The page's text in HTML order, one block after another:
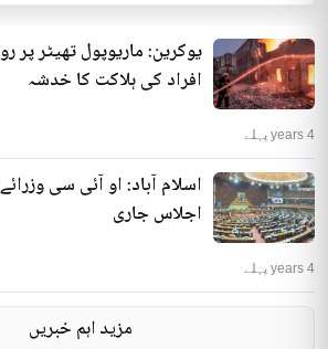
افراد کی ہلاکت کا خدشہ
4 years پہلے
اسلام آباد: او آئی سی
اجلاس جاری
4 years پہلے
مزید اہم خبریں